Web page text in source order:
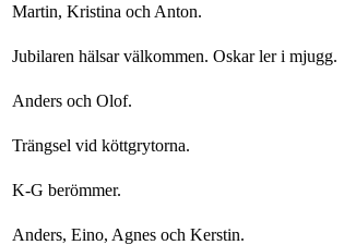
Martin, Kristina och Anton.
Jubilaren hälsar välkommen. Oskar ler i mjugg.
Anders och Olof.
Trängsel vid köttgrytorna.
K-G berömmer.
Anders, Eino, Agnes och Kerstin.